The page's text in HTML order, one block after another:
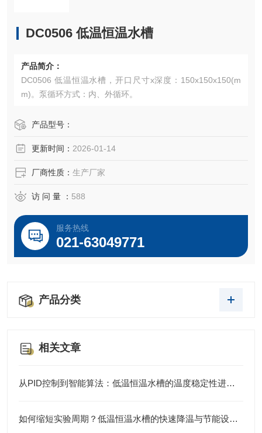
DC0506 低温恒温水槽
产品简介：
DC0506 低温恒温水槽，开口尺寸x深度：150x150x150(m
m)。泵循环方式：内、外循环。
产品型号：
更新时间： 2026-01-14
厂商性质： 生产厂家
访 问 量 ： 588
服务热线
021-63049771
产品分类
相关文章
从PID控制到智能算法：低温恒温水槽的温度稳定性进化史
如何缩短实验周期？低温恒温水槽的快速降温与节能设计揭秘